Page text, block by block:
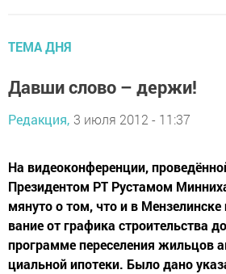
ТЕМА ДНЯ
Давши слово – держи!
Редакция, 3 июля 2012 - 11:37
На видеоконференции,
Президентом РТ Рустамом
мянуто о том, что и в
вание от графика строительства
программе переселения жильцов
циальной ипотеки. Было дано